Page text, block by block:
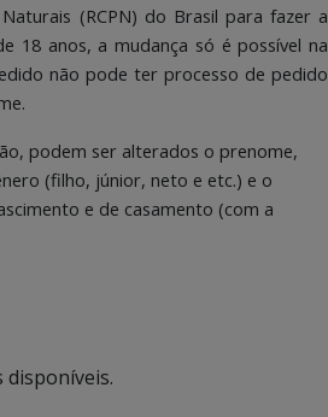
(RCPN) do Brasil para fazer a
18 anos, a mudança só é possível na
não pode ter processo de pedido
podem ser alterados o prenome,
(filho, júnior, neto e etc.) e o
e de casamento (com a
disponíveis.